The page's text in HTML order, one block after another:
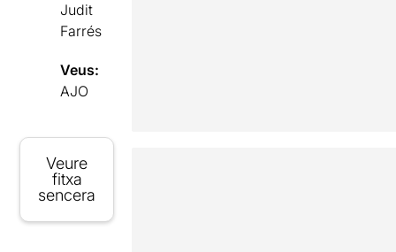
Judit
Farrés
Veus:
AJO
Veure
fitxa
sencera